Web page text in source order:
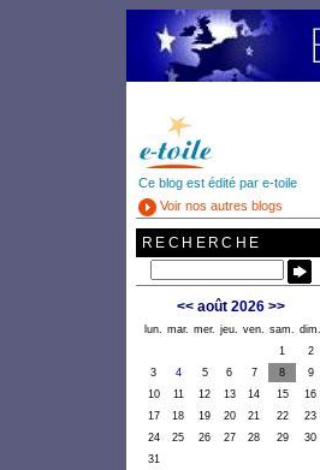
Ce blog est édité par e-toile
Voir nos autres blogs
RECHERCHE
<< août 2026 >>
lun. mar. mer. jeu. ven. sam.
dim.
1
2
3
4 5 6 7 8
9
10
11 12 13 14 15
16
17
18 19 20 21 22
23
24
25 26 27 28 29
30
31